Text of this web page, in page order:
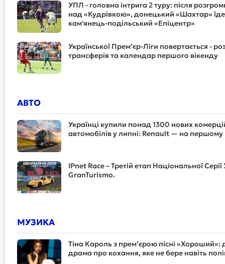
УПЛ - головна інтрига 2 туру: після
над «Кудрівкою», донецький «Шахтар»
кам'янець-подільський «Епіцентр»
Української Прем’єр-Ліги повертається -
трансферів та календар першого вікенду
АВТО
Українці купили понад 1300 нових
автомобілів у липні: Renault — на першому
IPnet Race – Третій етап Національної Серії
GranTurismo.
МУЗИКА
Тіна Кароль з прем’єрою пісні «Хороший»:
драма про кохання, яке не бере навіть